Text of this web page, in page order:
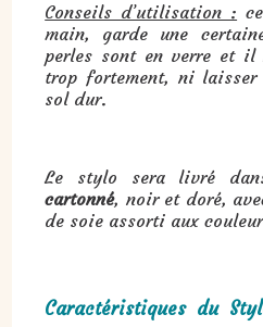
Conseils d’utilisation :
main, garde une
perles sont en verre et il
trop fortement, ni
sol dur.
Le stylo sera livré
cartonné, noir et doré,
de soie assorti aux
Caractéristiques du